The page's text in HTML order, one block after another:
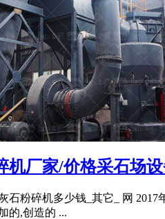
机厂家/价格采石场设
石粉碎机多少钱_其它_ 网
的,创造的 ...